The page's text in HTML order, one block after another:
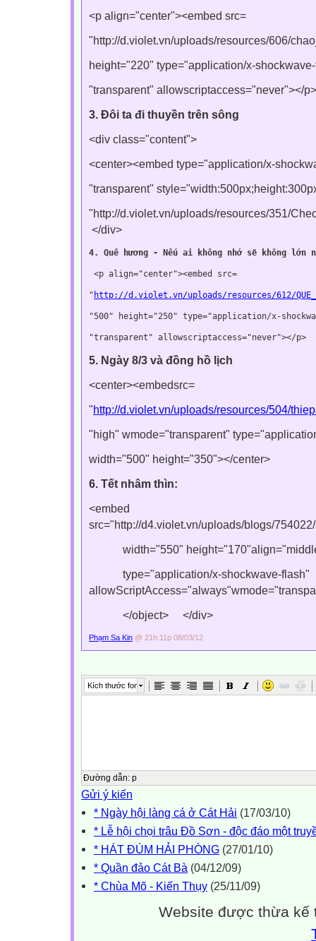
<p align="center"><embed src=
"http://d.violet.vn/uploads/resources/606/
height="220" type="application/x-
"transparent" allowscriptaccess="never"></p>
3. Đôi ta đi thuyền trên sông
<div class="content">
<center><embed type="application/x-
"transparent"
"http://d.violet.vn/uploads/resources/351/
</div>
4. Quê hương - Nếu ai không nhớ sẽ không lớn
<p align="center"><embed src
" http://d.violet.vn/uploads/resources/612/
"500" height="250" type="application/x-
"transparent" allowscriptaccess="never"></p
5. Ngày 8/3 và đồng hồ lịch
<center><embedsrc=
"http://d.violet.vn/uploads/resources/504/
"high" wmode="transparent" type="
width="500" height="350"></center>
6. Tết nhâm thìn:
<embed
src="http://d4.violet.vn/uploads/blogs/
width="550"
type="application/x-shockwave-flash"
</object> </div>
Phạm Sa Kin @ 21h:11p 08/03/12
Kích thước font
Đường dẫn: p
Gửi ý kiến
* Ngày hội làng cá ở Cát Hải (17/03/10)
* Lễ hội chọi trâu Đồ Sơn - độc đáo một
* HÁT ĐÚM HẢI PHÒNG (27/01/10)
* Quần đảo Cát Bà (04/12/09)
* Chùa Mõ - Kiến Thụy (25/11/09)
Website được thừa